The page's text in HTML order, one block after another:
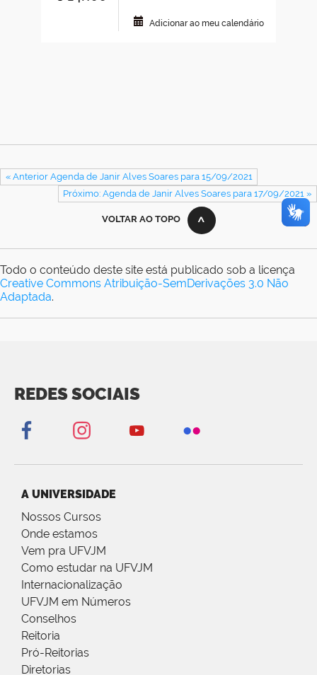
Adicionar ao meu calendário
« Anterior Agenda de Janir Alves Soares para 15/09/2021
Próximo: Agenda de Janir Alves Soares para 17/09/2021 »
VOLTAR AO TOPO
Todo o conteúdo deste site está publicado sob a licença
Creative Commons Atribuição-SemDerivações 3.0 Não
Adaptada.
REDES SOCIAIS
A UNIVERSIDADE
Nossos Cursos
Onde estamos
Vem pra UFVJM
Como estudar na UFVJM
Internacionalização
UFVJM em Números
Conselhos
Reitoria
Pró-Reitorias
Diretorias